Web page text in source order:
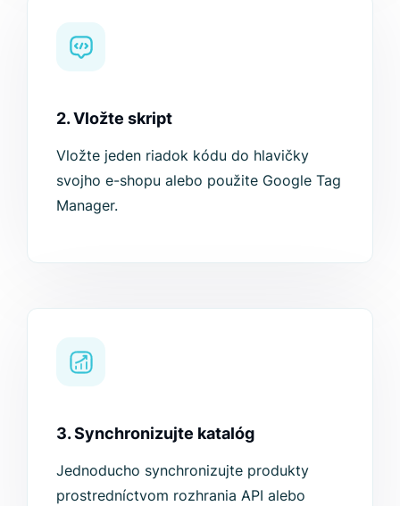
2. Vložte skript
Vložte jeden riadok kódu do hlavičky
svojho e-shopu alebo použite Google Tag
Manager.
3. Synchronizujte katalóg
Jednoducho synchronizujte produkty
prostredníctvom rozhrania API alebo